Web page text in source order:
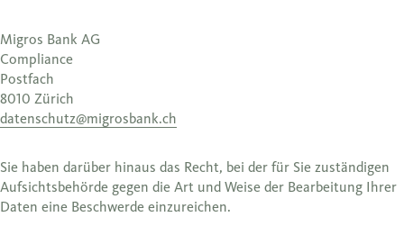
Migros Bank AG
Compliance
Postfach
8010 Zürich
datenschutz@migrosbank.ch
Sie haben darüber hinaus das Recht, bei der für Sie zuständigen
Aufsichtsbehörde gegen die Art und Weise der Bearbeitung Ihrer
Daten eine Beschwerde einzureichen.